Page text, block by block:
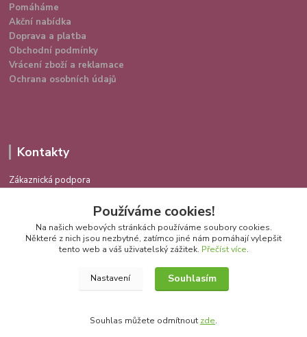
Pomáháme
Akční nabídka
Doprava a platba
Obchodní podmínky
Vrácení zboží a reklamace
Ochrana osobních údajů
Kontakty
Zákaznická podpora
info@spokojenakocka.cz
Používáme cookies!
Na našich webových stránkách používáme soubory cookies.
Některé z nich jsou nezbytné, zatímco jiné nám pomáhají vylepšit
tento web a váš uživatelský zážitek. Přečíst více.
Nastavení Souhlasím
Souhlas můžete odmítnout zde.